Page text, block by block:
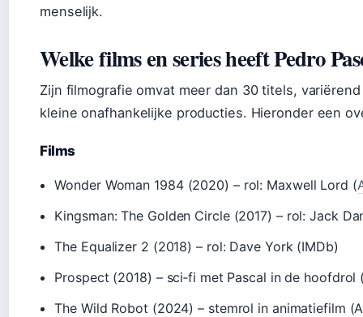
menselijk.
Welke films en series heeft Pedro
Zijn filmografie omvat meer dan 30 titels,
kleine onafhankelijke producties. Hieronder een
Films
Wonder Woman 1984 (2020) – rol: Maxwell Lord (
Kingsman: The Golden Circle (2017) – rol: Jack
The Equalizer 2 (2018) – rol: Dave York (IMDb)
Prospect (2018) – sci‑fi met Pascal in de hoofdrol
The Wild Robot (2024) – stemrol in animatiefilm